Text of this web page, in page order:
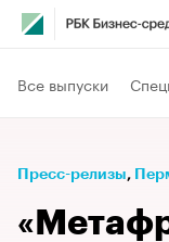
Все выпуски
Пресс-релизы⁠,